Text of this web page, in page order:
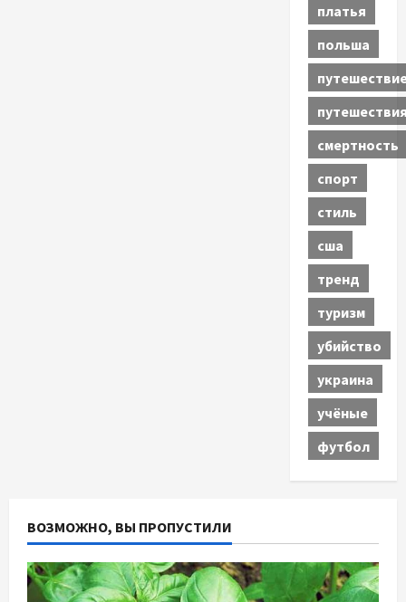
платья
польша
смертность
спорт
стиль
сша
тренд
туризм
убийство
украина
учёные
футбол
ВОЗМОЖНО, ВЫ ПРОПУСТИЛИ